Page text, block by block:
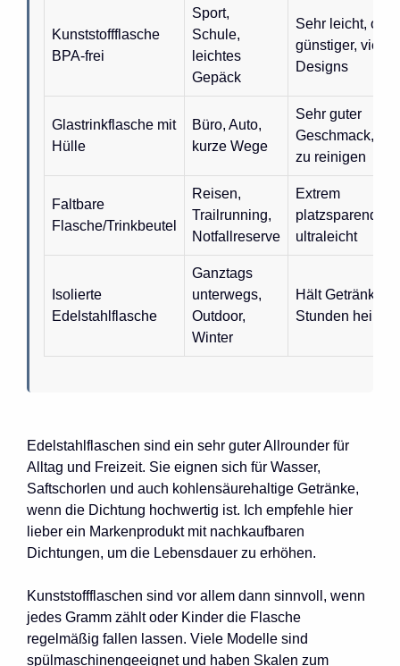
Kunststoffflasche
BPA-frei
Sport,
Schule,
leichtes
Gepäck
Sehr leicht, oft
günstiger, viele
Designs
Glastrinkflasche mit
Hülle
Büro, Auto,
kurze Wege
Sehr guter
Geschmack,
zu reinigen
Faltbare
Flasche/Trinkbeutel
Reisen,
Trailrunning,
Notfallreserve
Extrem
platzsparend,
ultraleicht
Isolierte
Edelstahlflasche
Ganztags
unterwegs,
Outdoor,
Winter
Hält Getränke
Stunden heiß/
Edelstahlflaschen sind ein sehr guter Allrounder für
Alltag und Freizeit. Sie eignen sich für Wasser,
Saftschorlen und auch kohlensäurehaltige Getränke,
wenn die Dichtung hochwertig ist. Ich empfehle hier
lieber ein Markenprodukt mit nachkaufbaren
Dichtungen, um die Lebensdauer zu erhöhen.
Kunststoffflaschen sind vor allem dann sinnvoll, wenn
jedes Gramm zählt oder Kinder die Flasche
regelmäßig fallen lassen. Viele Modelle sind
spülmaschinengeeignet und haben Skalen zum